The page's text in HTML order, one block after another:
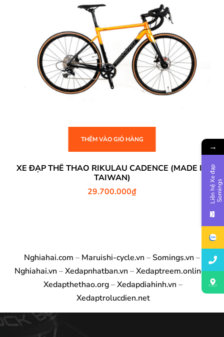
THÊM VÀO GIỎ HÀNG
XE ĐẠP THỂ THAO RIKULAU CADENCE (MADE IN
TAIWAN)
29.700.000₫
Nghiahai.com – Maruishi-cycle.vn – Somings.vn –
Nghiahai.vn –Xedapnhatban.vn –Xedaptreem.online–
Xedapthethao.org–Xedapdiahinh.vn –
Xedaptrolucdien.net
→
L
i
ê
n
h
ệX
e
đ
ạ
p
S
o
m
i
n
gs